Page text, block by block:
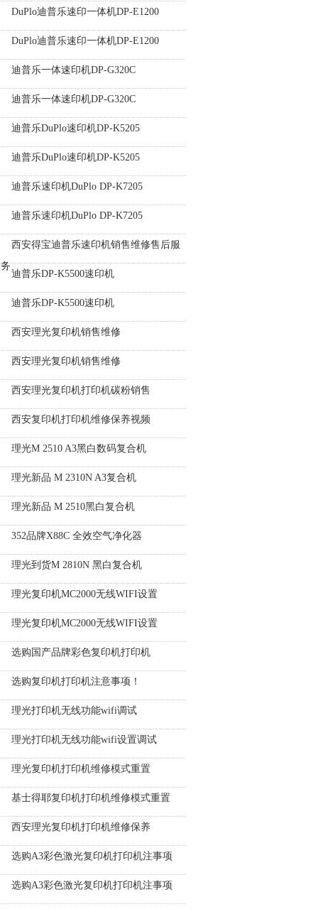
DuPlo迪普乐速印一体机DP-E1200
DuPlo迪普乐速印一体机DP-E1200
迪普乐一体速印机DP-G320C
迪普乐一体速印机DP-G320C
迪普乐DuPlo速印机DP-K5205
迪普乐DuPlo速印机DP-K5205
迪普乐速印机DuPlo DP-K7205
迪普乐速印机DuPlo DP-K7205
西安得宝迪普乐速印机销售维修售后服
务
迪普乐DP-K5500速印机
迪普乐DP-K5500速印机
西安理光复印机销售维修
西安理光复印机销售维修
西安理光复印机打印机碳粉销售
西安复印机打印机维修保养视频
理光M 2510 A3黑白数码复合机
理光新品 M 2310N A3复合机
理光新品 M 2510黑白复合机
352品牌X88C 全效空气净化器
理光到货M 2810N 黑白复合机
理光复印机MC2000无线WIFI设置
理光复印机MC2000无线WIFI设置
选购国产品牌彩色复印机打印机
选购复印机打印机注意事项！
理光打印机无线功能wifi调试
理光打印机无线功能wifi设置调试
理光复印机打印机维修模式重置
基士得耶复印机打印机维修模式重置
西安理光复印机打印机维修保养
选购A3彩色激光复印机打印机注事项
选购A3彩色激光复印机打印机注事项